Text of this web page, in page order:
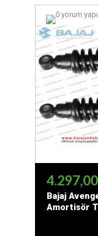
Bajaj
Amortisör